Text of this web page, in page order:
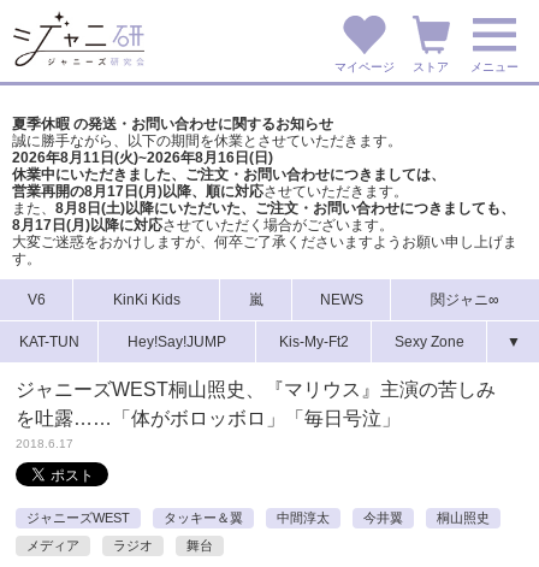
マイページ ストア メニュー
夏季休暇 の発送・お問い合わせに関するお知らせ
誠に勝手ながら、以下の期間を休業とさせていただきます。
2026年8月11日(火)~2026年8月16日(日)
休業中にいただきました、ご注文・お問い合わせにつきましては、
営業再開の8月17日(月)以降、順に対応させていただきます。
また、 8月8日(土)以降にいただいた、ご注文・ お問い合わせにつきましても、
8月17日(月)以降に対応させていただく場合がございます。
大変ご迷惑をおかけしますが、 何卒ご了承くださいますようお願い申し上げま
す。
V6 KinKi Kids 嵐 NEWS 関ジャニ∞
KAT-TUN Hey!Say!JUMP Kis-My-Ft2 Sexy Zone ▼
ジャニーズWEST桐山照史、『マリウス』主演の苦しみ
を吐露……「体がボロッボロ」「毎日号泣」
2018.6.17
ジャニーズWEST タッキー＆翼 中間淳太 今井翼
桐山照史
メディア
ラジオ 舞台